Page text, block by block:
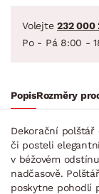
Volejte 232 000
Po - Pá 8:00 -
PopisRozměry
Dekorační polštář
či posteli
v béžovém
nadčasově.
poskytne pohodlí